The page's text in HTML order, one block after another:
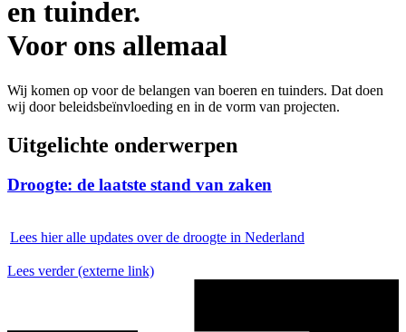
en tuinder.
Voor ons allemaal
Wij komen op voor de belangen van boeren en tuinders. Dat doen
wij door beleidsbeïnvloeding en in de vorm van projecten.
Uitgelichte onderwerpen
Droogte: de laatste stand van zaken
Lees hier alle updates over de droogte in Nederland
Lees verder (externe link)